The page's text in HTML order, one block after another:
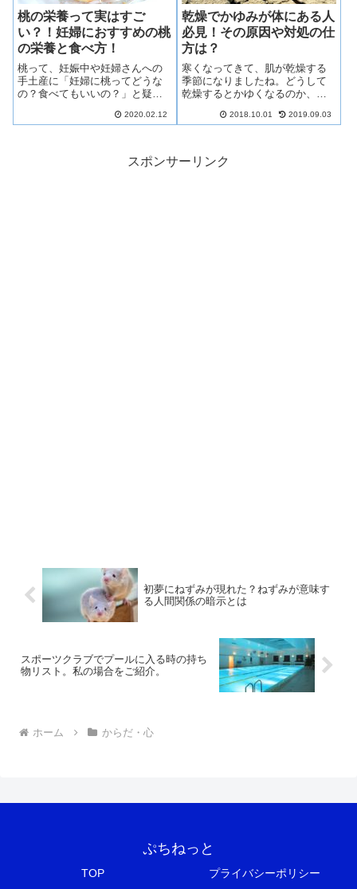
桃の栄養って実はすご
い？！妊婦におすすめの桃
の栄養と食べ方！
桃って、妊娠中や妊婦さんへの
手土産に「妊婦に桃ってどうな
の？食べてもいいの？」と疑問
は、妊婦さんにも本当におすす
2020.02.12
乾燥でかゆみが体にある人
必見！その原因や対処の仕
方は？
寒くなってきて、肌が乾燥する
季節になりましたね。どうして
乾燥するとかゆくなるのか、気
この記事では乾燥肌で皮膚にか
ひ参考にしてくださいね。
2018.10.01 2019.09.03
スポンサーリンク
初夢にねずみが現れた？ねずみが意味す
る人間関係の暗示とは
スポーツクラブでプールに入る時の持ち
物リスト。私の場合をご紹介。
ホーム からだ・心
ぷちねっと
TOP プライバシーポリシー